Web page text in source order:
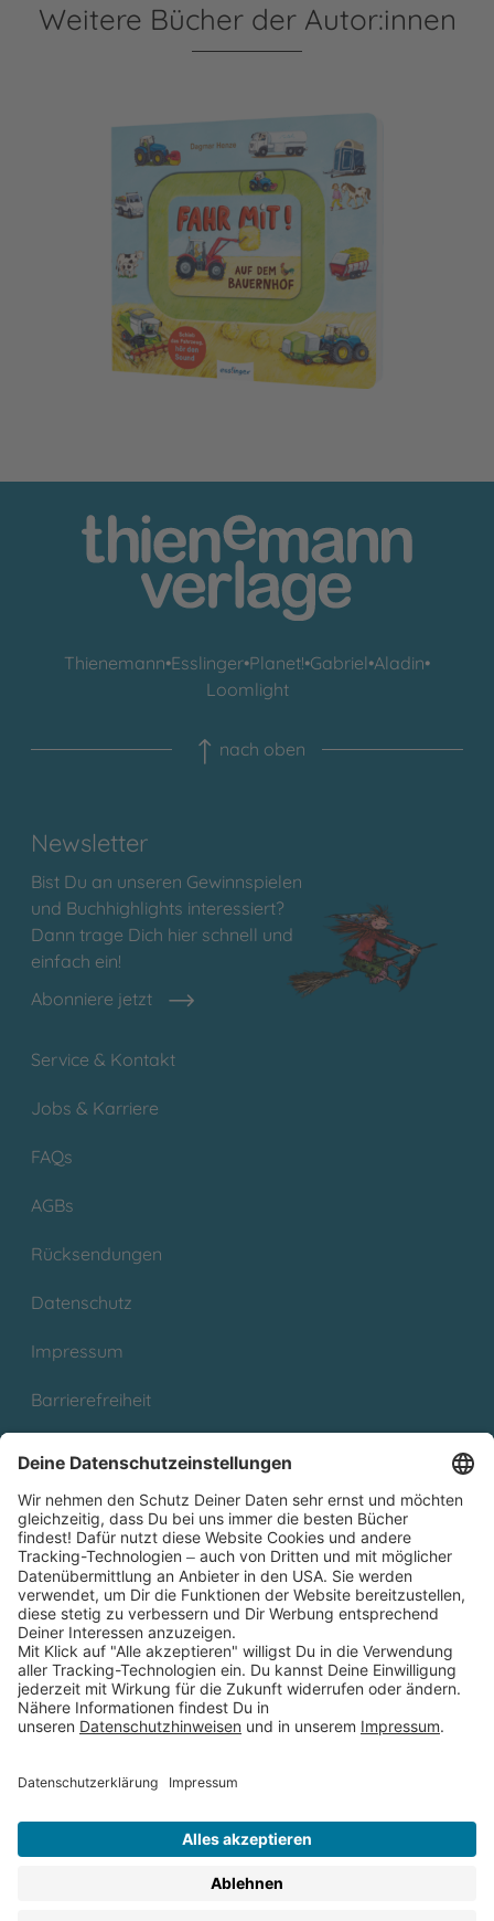
Weitere Bücher der Autor:innen
Meine Schiebebahn-Pappe (Soundbuch): Fahr mit auf
Thienemann•Esslinger•Planet!•Gabriel•Aladin•
Loomlight
nach oben
Newsletter
Bist Du an unseren Gewinnspielen
und Buchhighlights interessiert?
Dann trage Dich hier schnell und
einfach ein!
Abonniere jetzt
Service & Kontakt
Jobs & Karriere
FAQs
AGBs
Rücksendungen
Datenschutz
Impressum
Barrierefreiheit
Partnerprogramm (Affiliate)
Folge uns auf
* Versandkostenfrei ab 9,00 € Bestellwert innerhalb
Deutschlands
** Lieferzeit 1-3 Werktage innerhalb Deutschlands
Thienemann-Esslinger Verlag GmbH, Blumenstraße 36, D-70182